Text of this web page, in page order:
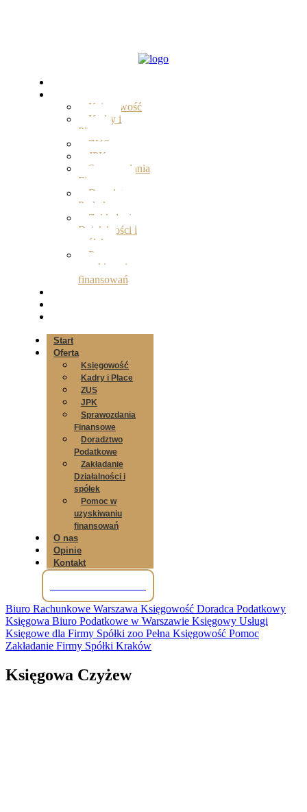
Księgowość
Kadry i
Płace
ZUS
JPK
Sprawozdania
Finansowe
Doradztwo
Podatkowe
Zakładanie
Działalności i
spółek
Pomoc w
uzyskiwaniu
finansowań
Start
Oferta
Księgowość
Kadry i Płace
ZUS
JPK
Sprawozdania
Finansowe
Doradztwo
Podatkowe
Zakładanie
Działalności i
spółek
Pomoc w
uzyskiwaniu
finansowań
O nas
Opinie
Kontakt
Biuro Rachunkowe Warszawa Księgowość Doradca Podatkowy
Księgowa Biuro Podatkowe w Warszawie Księgowy Usługi
Księgowe dla Firmy Spółki zoo Pełna Księgowość Pomoc
Zakładanie Firmy Spółki Kraków
Księgowa Czyżew